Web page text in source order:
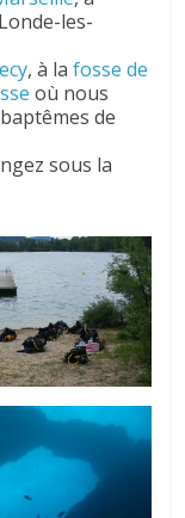
les-
, à lafosse de
où nous
de
sous la